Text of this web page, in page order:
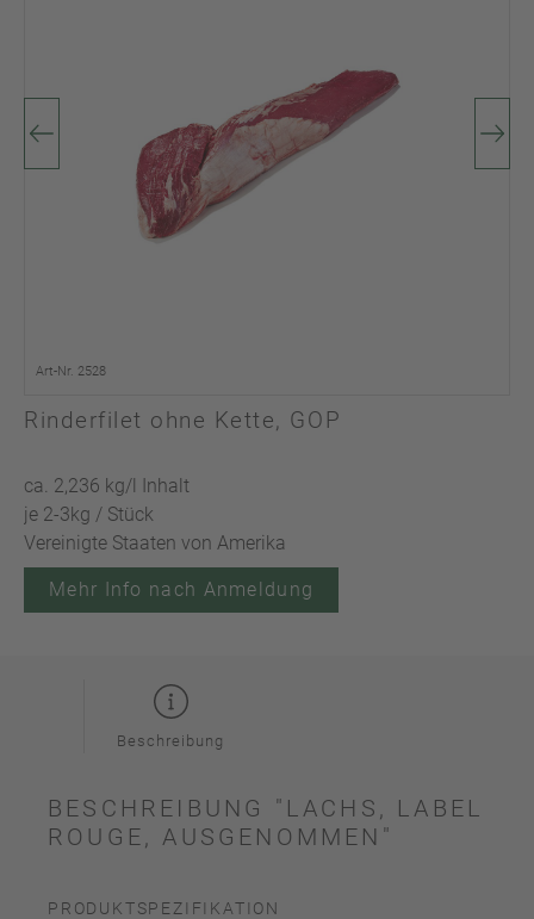
Art-Nr. 2528
Rinderfilet ohne Kette, GOP
ca. 2,236 kg/l Inhalt
je 2-3kg / Stück
Vereinigte Staaten von Amerika
Mehr Info nach Anmeldung
Beschreibung
BESCHREIBUNG "LACHS, LABEL
ROUGE, AUSGENOMMEN"
PRODUKTSPEZIFIKATION